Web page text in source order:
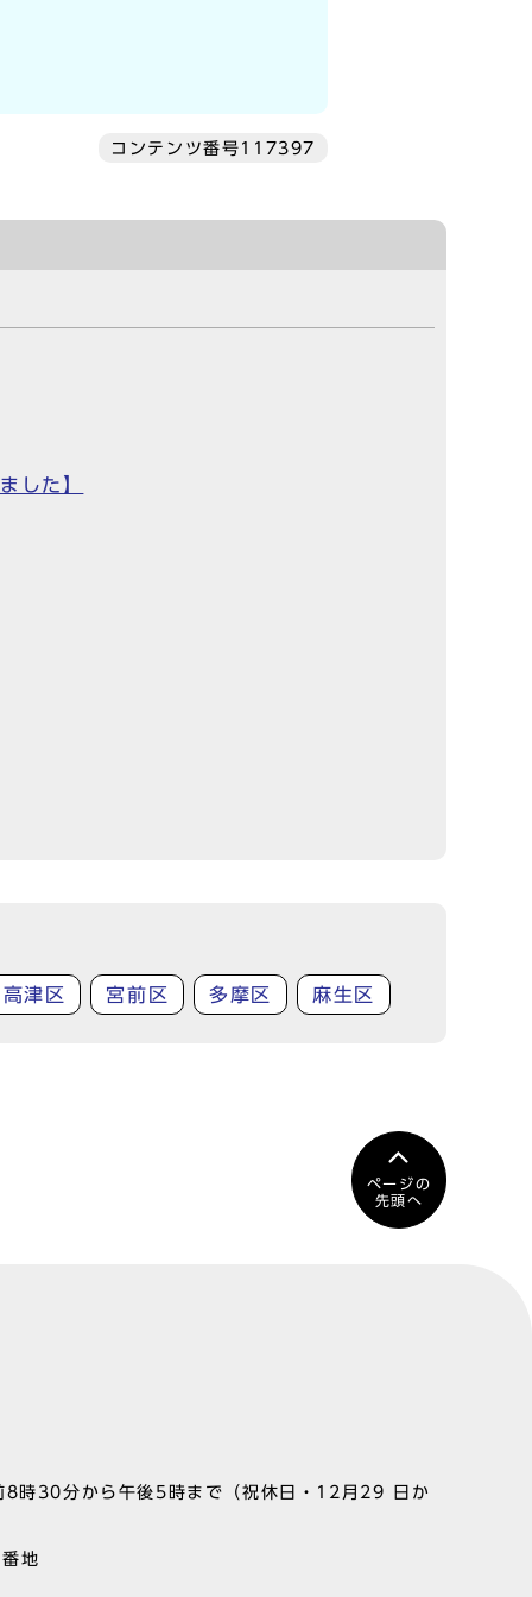
コンテンツ番号117397
した】
高津区 宮前区 多摩区 麻生区
ページの
先頭へ
8時30分から午後5時まで（祝休日・12月29 日か
地